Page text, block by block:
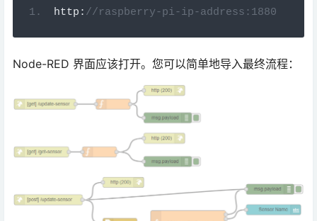
http : //raspberry-pi-ip-address:1880
Node-RED 界面应该打开。您可以简单地导入最终流程：